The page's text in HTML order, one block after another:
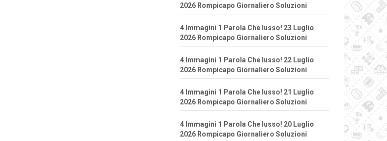
2026 Rompicapo Giornaliero Soluzioni
4 Immagini 1 Parola Che lusso! 23 Luglio
2026 Rompicapo Giornaliero Soluzioni
4 Immagini 1 Parola Che lusso! 22 Luglio
2026 Rompicapo Giornaliero Soluzioni
4 Immagini 1 Parola Che lusso! 21 Luglio
2026 Rompicapo Giornaliero Soluzioni
4 Immagini 1 Parola Che lusso! 20 Luglio
2026 Rompicapo Giornaliero Soluzioni